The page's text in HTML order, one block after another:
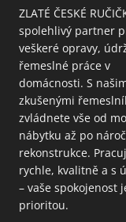
ZLATÉ ČESKÉ
spolehlivý partner
veškeré opravy,
řemeslné práce v
domácnosti. S
zkušenými
zvládnete vše od
nábytku až po
rekonstrukce.
rychle, kvalitně a s
– vaše spokojenost
prioritou.